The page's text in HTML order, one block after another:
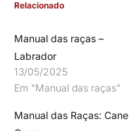
Relacionado
Manual das raças –
Labrador
13/05/2025
Em "Manual das raças"
Manual das Raças: Cane